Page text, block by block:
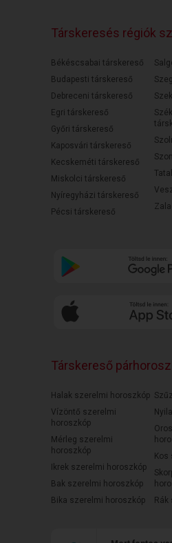
Társkeresés régiók
Békéscsabai társkereső
Budapesti társkereső
Debreceni társkereső
Egri társkereső
Győri társkereső
Kaposvári társkereső
Kecskeméti társkereső
Miskolci társkereső
Nyíregyházi társkereső
Pécsi társkereső
Társkereső
Halak szerelmi horoszkóp
Vízöntő szerelmi
horoszkóp
Mérleg szerelmi
horoszkóp
Ikrek szerelmi horoszkóp
Bak szerelmi horoszkóp
Bika szerelmi horoszkóp
Kos
Rák